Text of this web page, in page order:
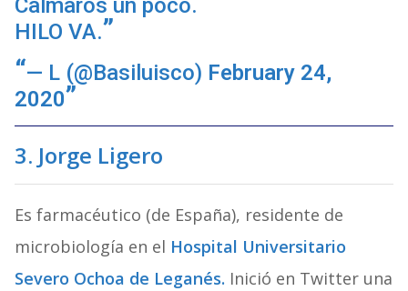
Calmaros un poco.
HILO VA.
— L (@Basiluisco) February 24,
2020
3. Jorge Ligero
Es farmacéutico (de España), residente de
microbiología en el Hospital Universitario
Severo Ochoa de Leganés. Inició en Twitter una